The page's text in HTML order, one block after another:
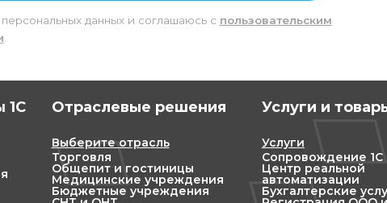
данных и соглашаюсь c пользовательским
1С Отраслевые решения
Выберите отрасль
Торговля
Общепит и гостиницы
Медицинские учреждения
Бюджетные учреждения
Услуги и
Услуги
Сопровождение 1С
Центр реальной
автоматизации
Бухгалтерские